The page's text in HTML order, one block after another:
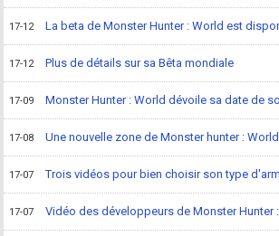
17-12 La beta de Monster Hunter : World est
17-12 Plus de détails sur sa Bêta mondiale
17-09 Monster Hunter : World dévoile sa date de
17-08 Une nouvelle zone de Monster hunter :
17-07 Trois vidéos pour bien choisir son type
17-07 Vidéo des développeurs de Monster Hunter